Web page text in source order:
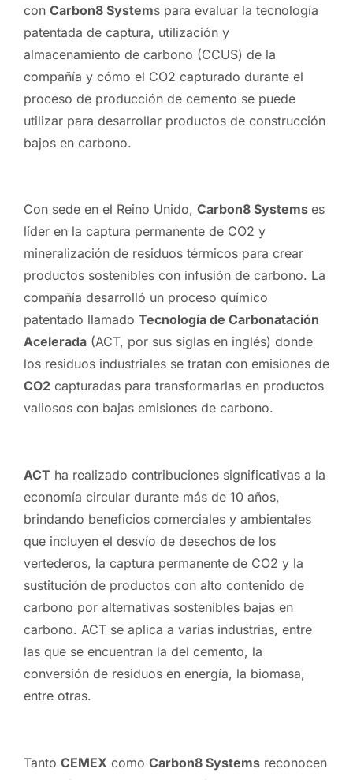
con Carbon8 Systems para evaluar la tecnología
patentada de captura, utilización y
almacenamiento de carbono (CCUS) de la
compañía y cómo el CO2 capturado durante el
proceso de producción de cemento se puede
utilizar para desarrollar productos de construcción
bajos en carbono.
Con sede en el Reino Unido, Carbon8 Systems es
líder en la captura permanente de CO2 y
mineralización de residuos térmicos para crear
productos sostenibles con infusión de carbono. La
compañía desarrolló un proceso químico
patentado llamado Tecnología de Carbonatación
Acelerada (ACT, por sus siglas en inglés) donde
los residuos industriales se tratan con emisiones de
CO2 capturadas para transformarlas en productos
valiosos con bajas emisiones de carbono.
ACT ha realizado contribuciones significativas a la
economía circular durante más de 10 años,
brindando beneficios comerciales y ambientales
que incluyen el desvío de desechos de los
vertederos, la captura permanente de CO2 y la
sustitución de productos con alto contenido de
carbono por alternativas sostenibles bajas en
carbono. ACT se aplica a varias industrias, entre
las que se encuentran la del cemento, la
conversión de residuos en energía, la biomasa,
entre otras.
Tanto CEMEX como Carbon8 Systems reconocen